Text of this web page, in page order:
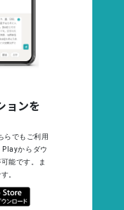
ョンを
らでもご利用
からダウ
能です。ま
。